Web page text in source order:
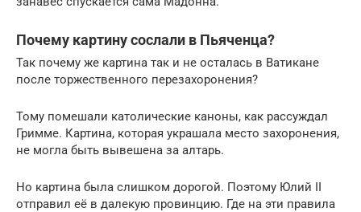
Почему картину сослали в Пьяченца?
Так почему же картина так и не осталась в Ватикане
после торжественного перезахоронения?
Тому помешали католические каноны, как рассуждал
Гримме. Картина, которая украшала место захоронения,
не могла быть вывешена за алтарь.
Но картина была слишком дорогой. Поэтому Юлий II
отправил её в далекую провинцию. Где на эти правила